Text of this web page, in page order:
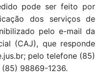
pode ser feito por
dos serviços de
pelo e-mail da
(CAJ), que responde
pelo telefone (85)
98869-1236.